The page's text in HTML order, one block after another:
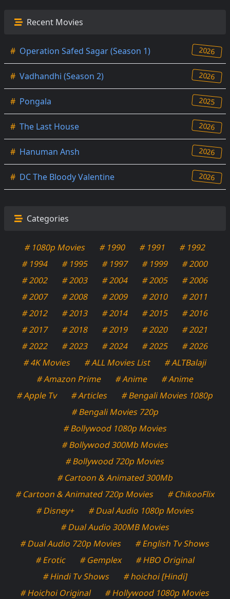
Recent Movies
# Operation Safed Sagar (Season 1) 2026
# Vadhandhi (Season 2) 2026
# Pongala 2025
# The Last House 2026
# Hanuman Ansh 2026
# DC The Bloody Valentine 2026
Categories
# 1080p Movies # 1990 # 1991
# 1992
# 1994
# 1995 # 1997 # 1999
# 2000
# 2002
# 2003 # 2004 # 2005
# 2006
# 2007
# 2008 # 2009 # 2010
# 2011
# 2012
# 2013 # 2014 # 2015
# 2016
# 2017
# 2018 # 2019 # 2020
# 2021
# 2022
# 2023 # 2024 # 2025
# 2026
# 4K Movies
# ALL Movies List
# ALTBalaji
# Amazon Prime
# Anime
# Anime
# Apple Tv
# Articles
# Bengali Movies 1080p
# Bengali Movies 720p
# Bollywood 1080p Movies
# Bollywood 300Mb Movies
# Bollywood 720p Movies
# Cartoon & Animated 300Mb
# Cartoon & Animated 720p Movies
# ChikooFlix
# Disney+
# Dual Audio 1080p Movies
# Dual Audio 300MB Movies
# Dual Audio 720p Movies
# English Tv Shows
# Erotic
# Gemplex
# HBO Original
# Hindi Tv Shows
# hoichoi [Hindi]
# Hoichoi Original
# Hollywood 1080p Movies